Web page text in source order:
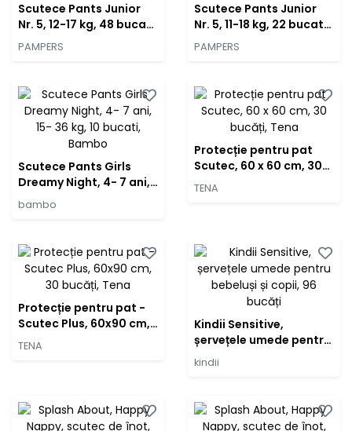
Scutece Pants Junior
Nr. 5, 12-17 kg, 48 bucati,
Pampers
PAMPERS
Scutece Pants Junior
Nr. 5, 11-18 kg, 22 bucati,
Pampers
PAMPERS
Scutece Pants Girls
Dreamy Night, 4- 7 ani,
15- 36 kg, 10 bucati,
bambo
Protecție pentru pat
Scutec, 60 x 60 cm, 30
bucăți, Tena
TENA
Protecție pentru pat -
Scutec Plus, 60x90 cm,
30 bucăți, Tena
TENA
Kindii Sensitive,
șervețele umede pentru
bebeluși și copii, 96
kindii